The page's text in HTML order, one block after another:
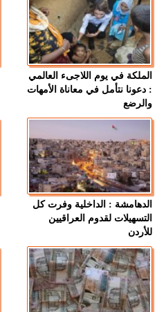
الملكة في يوم اللاجىء العالمي
: دعونا نتأمل في معاناة الأمهات
والرضع
الدهامشة : الداخلية وفرت كل
التسهيلات لقدوم العراقيين
للأردن